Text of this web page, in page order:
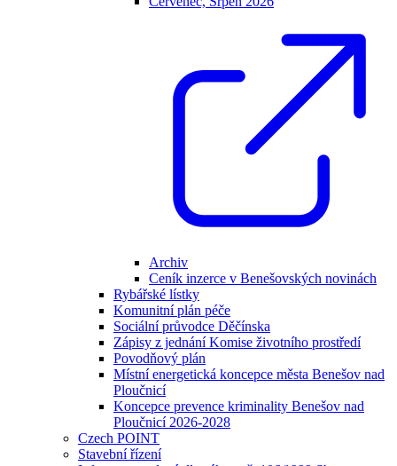
Archiv
Ceník inzerce v Benešovských novinách
Rybářské lístky
Komunitní plán péče
Sociální průvodce Děčínska
Zápisy z jednání Komise životního prostředí
Povodňový plán
Místní energetická koncepce města Benešov nad
Ploučnicí
Koncepce prevence kriminality Benešov nad
Ploučnicí 2026-2028
Czech POINT
Stavební řízení